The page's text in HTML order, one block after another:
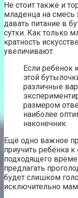
Не стоит также и
младенца на смесь
давать питание в
сутки. Как только
кратность
увеличивают.
Если ребёнок
этой
различные
размером
наиболее
наконечник.
Ещё одно важное
приучить ребёнка
подходящего
предлагать
будет слишком
исключительно